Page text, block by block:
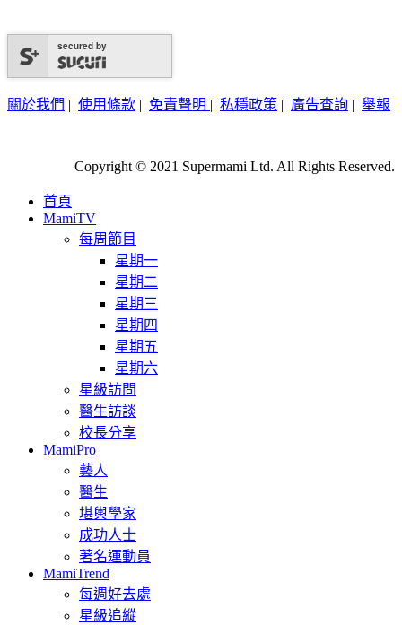
secured by
關於我們 | 使用條款 | 免責聲明 | 私穩政策 | 廣告查詢 | 舉報
Copyright © 2021 Supermami Ltd. All Rights Reserved.
首頁
MamiTV
每周節目
星期一
星期二
星期三
星期四
星期五
星期六
星級訪問
醫生訪談
校長分享
MamiPro
藝人
醫生
堪輿學家
成功人士
著名運動員
MamiTrend
每週好去處
星級追縱